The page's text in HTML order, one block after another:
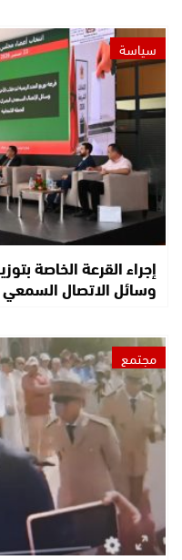
سياسة
إجراء القرعة الخاصة
وسائل الاتصال
مجتمع